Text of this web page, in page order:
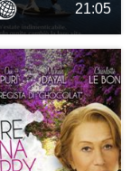
21:05